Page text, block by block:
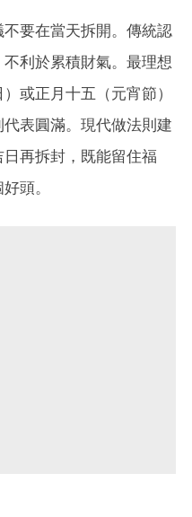
要在當天拆開。傳統認
利於累積財氣。最理想
或正月十五（元宵節）
表圓滿。現代做法則建
再拆封，既能留住福
頭。